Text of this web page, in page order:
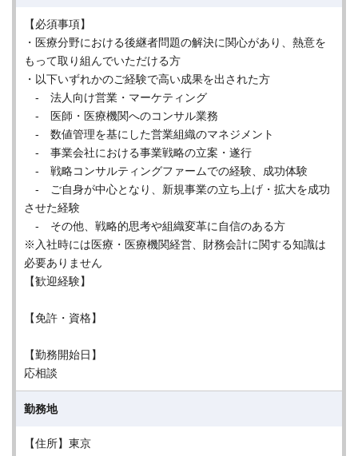
【必須事項】
・医療分野における後継者問題の解決に関心があり、熱意を
もって取り組んでいただける方
・以下いずれかのご経験で高い成果を出された方
- 法人向け営業・マーケティング
- 医師・医療機関へのコンサル業務
- 数値管理を基にした営業組織のマネジメント
- 事業会社における事業戦略の立案・遂行
- 戦略コンサルティングファームでの経験、成功体験
- ご自身が中心となり、新規事業の立ち上げ・拡大を成功
させた経験
- その他、戦略的思考や組織変革に自信のある方
※入社時には医療・医療機関経営、財務会計に関する知識は
必要ありません
【歓迎経験】
【免許・資格】
【勤務開始日】
応相談
勤務地
【住所】東京